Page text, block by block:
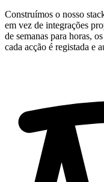
Construímos o nosso
em vez de integrações
de semanas para horas,
cada acção é registada e